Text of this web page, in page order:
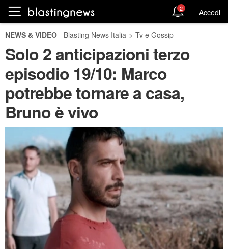
2 Accedi
NEWS & VIDEO Blasting News Italia > Tv e Gossip
Solo 2 anticipazioni terzo
episodio 19/10: Marco
potrebbe tornare a casa,
Bruno è vivo